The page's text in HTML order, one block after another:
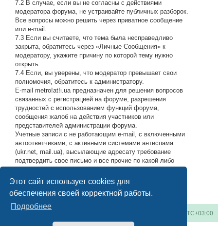
Этот сайт использует cookies для
обеспечения своей корректной работы.
Подробнее
7.2 В случае, если вы не согласны с действиями
модератора форума, не устраивайте публичных разборок.
Все вопросы можно решить через приватное сообщение
или e-mail.
7.3 Если вы считаете, что тема была несправедливо
закрыта, обратитесь через «Личные Сообщения» к
модератору, укажите причину по которой тему нужно
открыть.
7.4 Если, вы уверены, что модератор превышает свои
полномочия, обратитесь к администратору.
E-mail metro!at!i.ua предназначен для решения вопросов
связанных с регистрацией на форуме, разрешения
трудностей с использованием функций форума,
сообщения жалоб на действия участников или
представителей администрации форума.
Учетные записи с не работающим e-mail, с включенными
автоответчиками, с активными системами антиспама
(ukr.net, mail.ua), высылающие адресату требование
подтвердить свое письмо и все прочие по какой-либо
высылающие мусор на адрес администрации, будут
блокироваться по усмотрению администратора.
UTC+03:00